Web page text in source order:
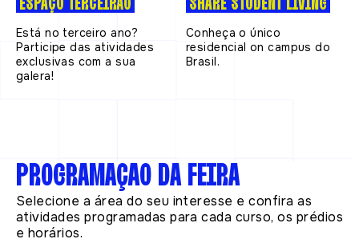
ESPAÇO TERCEIRÃO
Está no terceiro ano?
Participe das atividades
exclusivas com a sua
galera!
SHARE STUDENT LIVING
Conheça o único
residencial on campus do
Brasil.
PROGRAMAÇÃO DA FEIRA
Selecione a área do seu interesse e confira as
atividades programadas para cada curso, os prédios
e horários.